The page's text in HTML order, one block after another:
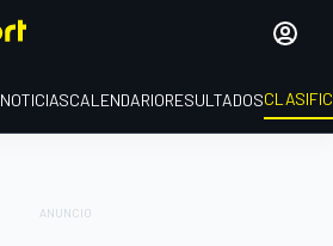
NOTICIASCALENDARIORESULTADOS